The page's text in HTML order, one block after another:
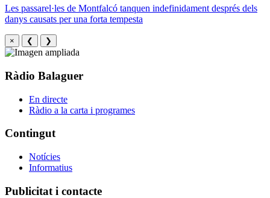
Les passarel·les de Montfalcó tanquen indefinidament després dels
danys causats per una forta tempesta
× ❮ ❯
Ràdio Balaguer
En directe
Ràdio a la carta i programes
Contingut
Notícies
Informatius
Publicitat i contacte